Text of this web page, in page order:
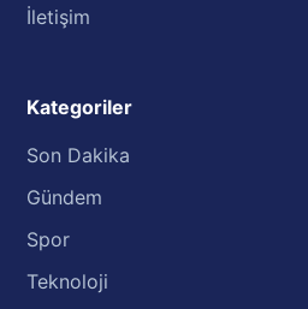
İletişim
Kategoriler
Son Dakika
Gündem
Spor
Teknoloji